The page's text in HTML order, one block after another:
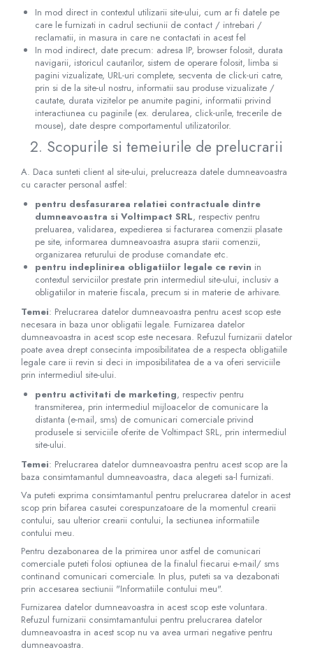
In mod direct in contextul utilizarii site-ului, cum ar fi datele pe
care le furnizati in cadrul sectiunii de contact / intrebari /
reclamatii, in masura in care ne contactati in acest fel
In mod indirect, date precum: adresa IP, browser folosit, durata
navigarii, istoricul cautarilor, sistem de operare folosit, limba si
pagini vizualizate, URL-uri complete, secventa de click-uri catre,
prin si de la site-ul nostru, informatii sau produse vizualizate /
cautate, durata vizitelor pe anumite pagini, informatii privind
interactiunea cu paginile (ex. derularea, click-urile, trecerile de
mouse), date despre comportamentul utilizatorilor.
2. Scopurile si temeiurile de prelucrarii
A. Daca sunteti client al site-ului, prelucreaza datele dumneavoastra
cu caracter personal astfel:
pentru desfasurarea relatiei contractuale dintre
dumneavoastra si Voltimpact SRL, respectiv pentru
preluarea, validarea, expedierea si facturarea comenzii plasate
pe site, informarea dumneavoastra asupra starii comenzii,
organizarea returului de produse comandate etc.
pentru indeplinirea obligatiilor legale ce revin in
contextul serviciilor prestate prin intermediul site-ului, inclusiv a
obligatiilor in materie fiscala, precum si in materie de arhivare.
Temei: Prelucrarea datelor dumneavoastra pentru acest scop este
necesara in baza unor obligatii legale. Furnizarea datelor
dumneavoastra in acest scop este necesara. Refuzul furnizarii datelor
poate avea drept consecinta imposibilitatea de a respecta obligatiile
legale care ii revin si deci in imposibilitatea de a va oferi serviciile
prin intermediul site-ului.
pentru activitati de marketing, respectiv pentru
transmiterea, prin intermediul mijloacelor de comunicare la
distanta (e-mail, sms) de comunicari comerciale privind
produsele si serviciile oferite de Voltimpact SRL, prin intermediul
site-ului.
Temei: Prelucrarea datelor dumneavoastra pentru acest scop are la
baza consimtamantul dumneavoastra, daca alegeti sa-l furnizati.
Va puteti exprima consimtamantul pentru prelucrarea datelor in acest
scop prin bifarea casutei corespunzatoare de la momentul crearii
contului, sau ulterior crearii contului, la sectiunea informatiile
contului meu.
Pentru dezabonarea de la primirea unor astfel de comunicari
comerciale puteti folosi optiunea de la finalul fiecarui e-mail/ sms
continand comunicari comerciale. In plus, puteti sa va dezabonati
prin accesarea sectiunii "Informatiile contului meu".
Furnizarea datelor dumneavoastra in acest scop este voluntara.
Refuzul furnizarii consimtamantului pentru prelucrarea datelor
dumneavoastra in acest scop nu va avea urmari negative pentru
dumneavoastra.